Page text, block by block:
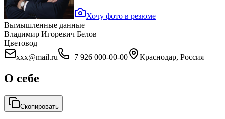
Хочу фото в резюме
Вымышленные данные
Владимир Игоревич Белов
Цветовод
xxx@mail.ru
+7 926 000-00-00 Краснодар, Россия
О себе
Скопировать